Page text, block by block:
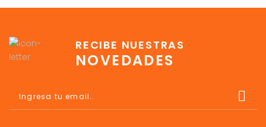
RECIBE NUESTRAS
NOVEDADES